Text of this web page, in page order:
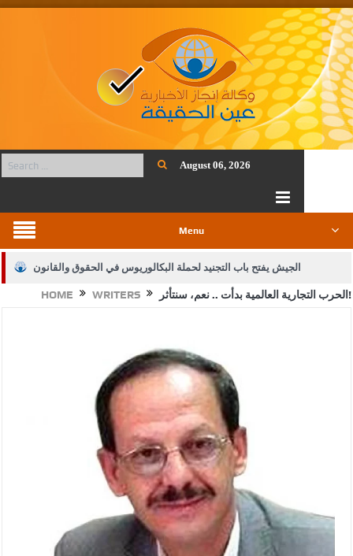
August 06, 2026
Menu
الجيش يفتح باب التجنيد لحملة البكالوريوس في الحقوق والقانون
بيان اجتماع عمّان:دعم الوصاية الهاشمية التاريخية على المقدسات
النواب يقر مشروع تعديل قانون الملكية العقارية
القاضي يلتقي رؤساء تحرير الصحف اليومية ويؤكد حرص مجلس النواب
على شراكة فاعلة مع الإعلام
دعوة المكلفين بخدمة العلم (الدفعة الثالثة) إلى مراجعة منصة خدمة
العلم
الملك يلتقي مجموعة من رفاق السلاح
HOME WRITERS الحرب التجارية العالمية بدأت .. نعم، سنتأثر!